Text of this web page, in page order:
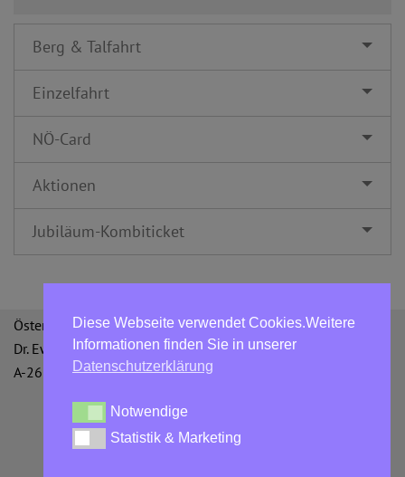
Berg & Talfahrt
Einzelfahrt
NÖ-Card
Aktionen
Jubiläum-Kombiticket
Österreichische Bergbahnen GmbH
Dr. Ewald Bing-Straße 3
A-2651 Reichenau an der Rax
Datenschutzerklärung AGBs
Diese Webseite verwendet Cookies.Weitere
Informationen finden Sie in unserer
Datenschutzerklärung
Notwendige
Notwendige
Statistik & Marketing
Statistik & Marketing